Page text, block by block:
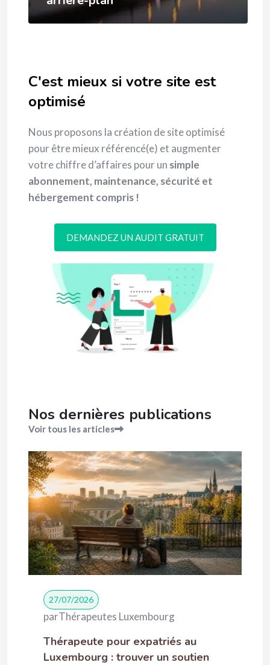
C'est mieux si votre site est
optimisé
Nous proposons la création de site optimisé
pour être mieux référencé(e) et augmenter
votre chiffre d’affaires pour un simple
abonnement, maintenance, sécurité et
hébergement compris !
DEMANDEZ UN AUDIT GRATUIT
Nos dernières publications
Voir tous les articles
27/07/2026
parThérapeutes Luxembourg
Thérapeute pour expatriés au
Luxembourg : trouver un soutien